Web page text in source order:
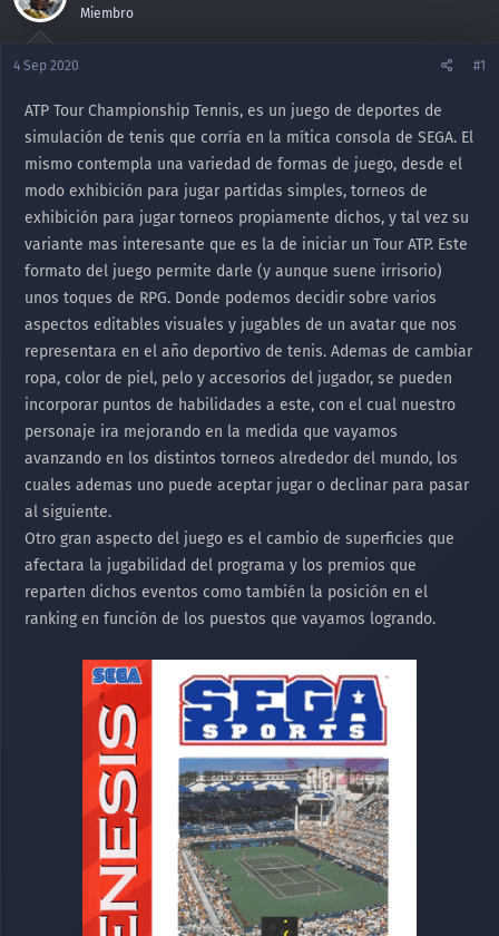
Miembro
4 Sep 2020 #1
ATP Tour Championship Tennis, es un juego de deportes de
simulación de tenis que corría en la mítica consola de SEGA. El
mismo contempla una variedad de formas de juego, desde el
modo exhibición para jugar partidas simples, torneos de
exhibición para jugar torneos propiamente dichos, y tal vez su
variante mas interesante que es la de iniciar un Tour ATP. Este
formato del juego permite darle (y aunque suene irrisorio)
unos toques de RPG. Donde podemos decidir sobre varios
aspectos editables visuales y jugables de un avatar que nos
representara en el año deportivo de tenis. Ademas de cambiar
ropa, color de piel, pelo y accesorios del jugador, se pueden
incorporar puntos de habilidades a este, con el cual nuestro
personaje ira mejorando en la medida que vayamos
avanzando en los distintos torneos alrededor del mundo, los
cuales ademas uno puede aceptar jugar o declinar para pasar
al siguiente.
Otro gran aspecto del juego es el cambio de superficies que
afectara la jugabilidad del programa y los premios que
reparten dichos eventos como también la posición en el
ranking en función de los puestos que vayamos logrando.